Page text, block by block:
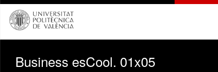
Business esCool. 01x05